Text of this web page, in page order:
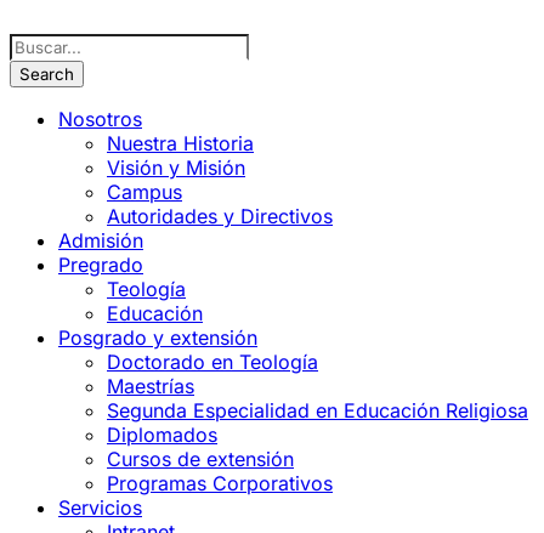
Nosotros
Nuestra Historia
Visión y Misión
Campus
Autoridades y Directivos
Admisión
Pregrado
Teología
Educación
Posgrado y extensión
Doctorado en Teología
Maestrías
Segunda Especialidad en Educación Religiosa
Diplomados
Cursos de extensión
Programas Corporativos
Servicios